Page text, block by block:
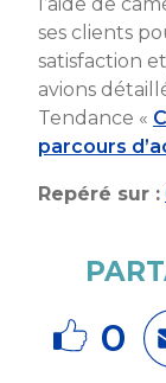
ses clients
satisfaction
avions
Tendance «
parcours
Repéré sur :
0